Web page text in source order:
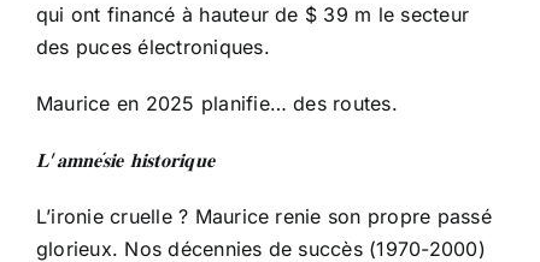
qui ont financé à hauteur de $ 39 m le secteur
des puces électroniques.
Maurice en 2025 planifie… des routes.
𝐋’𝐚𝐦𝐧𝐞𝐬𝐢𝐞 𝐡𝐢𝐬𝐭𝐨𝐫𝐢𝐪𝐮𝐞
L’ironie cruelle ? Maurice renie son propre passé
glorieux. Nos décennies de succès (1970-2000)